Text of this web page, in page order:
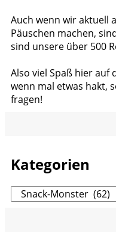
Auch wenn wir aktuell
Päuschen machen,
sind unsere über 500
Also viel Spaß hier auf
wenn mal etwas hakt,
fragen!
Kategorien
Kategorien